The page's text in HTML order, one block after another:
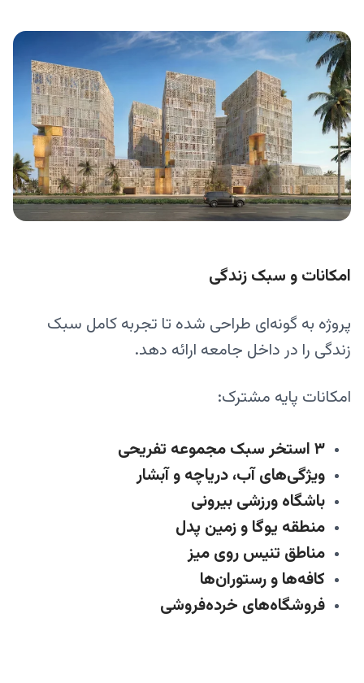
امکانات و سبک زندگی
پروژه به گونه‌ای طراحی شده تا تجربه کامل سبک
زندگی را در داخل جامعه ارائه دهد.
امکانات پایه مشترک:
۳ استخر سبک مجموعه تفریحی
ویژگی‌های آب، دریاچه و آبشار
باشگاه ورزشی بیرونی
منطقه یوگا و زمین پدل
مناطق تنیس روی میز
کافه‌ها و رستوران‌ها
فروشگاه‌های خرده‌فروشی